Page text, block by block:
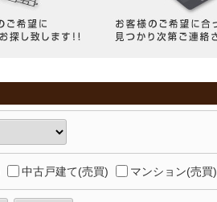
中古戸建て(売買) マンション(売買)